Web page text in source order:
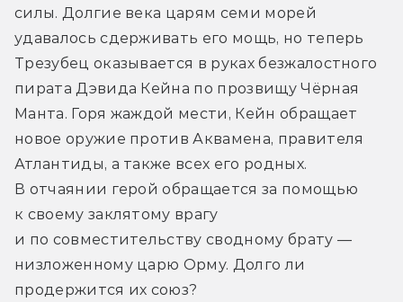
силы. Долгие века царям семи морей
удавалось сдерживать его мощь, но теперь
Трезубец оказывается в руках безжалостного
пирата Дэвида Кейна по прозвищу Чёрная
Манта. Горя жаждой мести, Кейн обращает
новое оружие против Аквамена, правителя
Атлантиды, а также всех его родных.
В отчаянии герой обращается за помощью
к своему заклятому врагу
и по совместительству сводному брату —
низложенному царю Орму. Долго ли
продержится их союз?